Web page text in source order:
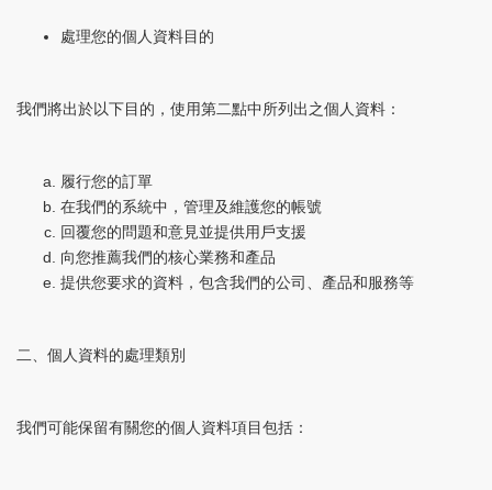
處理您的個人資料目的
我們將出於以下目的，使用第二點中所列出之個人資料：
履行您的訂單
在我們的系統中，管理及維護您的帳號
回覆您的問題和意見並提供用戶支援
向您推薦我們的核心業務和產品
提供您要求的資料，包含我們的公司、產品和服務等
二、個人資料的處理類別
我們可能保留有關您的個人資料項目包括：